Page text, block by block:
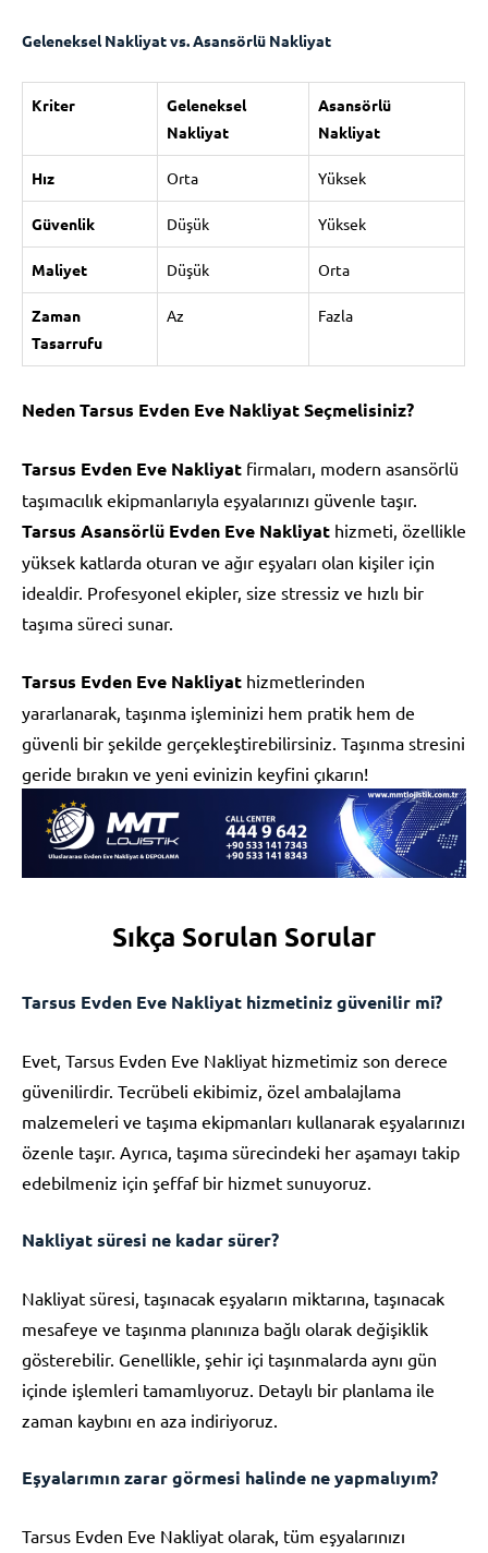
Geleneksel Nakliyat vs. Asansörlü Nakliyat
Kriter
Geleneksel
Nakliyat
Asansörlü
Nakliyat
Hız Orta Yüksek
Güvenlik Düşük Yüksek
Maliyet Düşük Orta
Zaman
Tasarrufu
Az Fazla
Neden Tarsus Evden Eve Nakliyat Seçmelisiniz?
Tarsus Evden Eve Nakliyat firmaları, modern asansörlü
taşımacılık ekipmanlarıyla eşyalarınızı güvenle taşır.
Tarsus Asansörlü Evden Eve Nakliyat hizmeti, özellikle
yüksek katlarda oturan ve ağır eşyaları olan kişiler için
idealdir. Profesyonel ekipler, size stressiz ve hızlı bir
taşıma süreci sunar.
Tarsus Evden Eve Nakliyat hizmetlerinden
yararlanarak, taşınma işleminizi hem pratik hem de
güvenli bir şekilde gerçekleştirebilirsiniz. Taşınma stresini
geride bırakın ve yeni evinizin keyfini çıkarın!
Sıkça Sorulan Sorular
Tarsus Evden Eve Nakliyat hizmetiniz güvenilir mi?
Evet, Tarsus Evden Eve Nakliyat hizmetimiz son derece
güvenilirdir. Tecrübeli ekibimiz, özel ambalajlama
malzemeleri ve taşıma ekipmanları kullanarak eşyalarınızı
özenle taşır. Ayrıca, taşıma sürecindeki her aşamayı takip
edebilmeniz için şeffaf bir hizmet sunuyoruz.
Nakliyat süresi ne kadar sürer?
Nakliyat süresi, taşınacak eşyaların miktarına, taşınacak
mesafeye ve taşınma planınıza bağlı olarak değişiklik
gösterebilir. Genellikle, şehir içi taşınmalarda aynı gün
içinde işlemleri tamamlıyoruz. Detaylı bir planlama ile
zaman kaybını en aza indiriyoruz.
Eşyalarımın zarar görmesi halinde ne yapmalıyım?
Tarsus Evden Eve Nakliyat olarak, tüm eşyalarınızı